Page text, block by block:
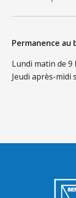
Permanence au
Lundi matin de 9
Jeudi après-midi